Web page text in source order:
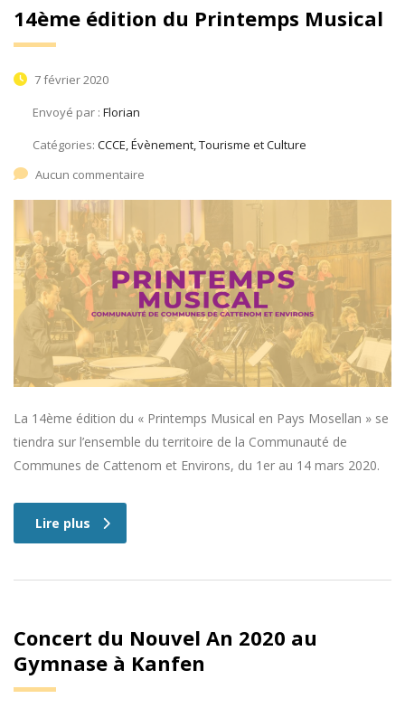
14ème édition du Printemps Musical
7 février 2020
Envoyé par : Florian
Catégories: CCCE, Évènement, Tourisme et Culture
Aucun commentaire
La 14ème édition du « Printemps Musical en Pays Mosellan » se
tiendra sur l’ensemble du territoire de la Communauté de
Communes de Cattenom et Environs, du 1er au 14 mars 2020.
Lire plus
Concert du Nouvel An 2020 au
Gymnase à Kanfen